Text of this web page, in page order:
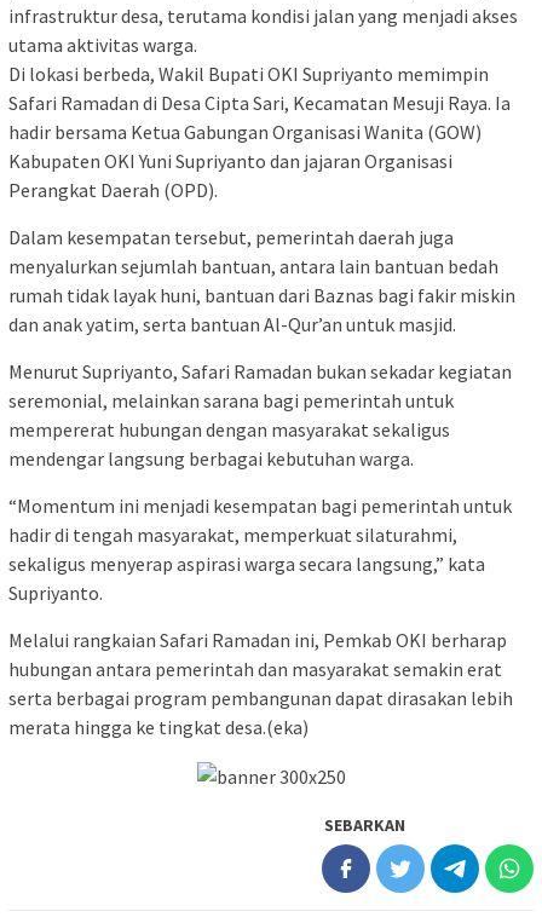
infrastruktur desa, terutama kondisi jalan yang menjadi akses
utama aktivitas warga.
Di lokasi berbeda, Wakil Bupati OKI Supriyanto memimpin
Safari Ramadan di Desa Cipta Sari, Kecamatan Mesuji Raya. Ia
hadir bersama Ketua Gabungan Organisasi Wanita (GOW)
Kabupaten OKI Yuni Supriyanto dan jajaran Organisasi
Perangkat Daerah (OPD).
Dalam kesempatan tersebut, pemerintah daerah juga
menyalurkan sejumlah bantuan, antara lain bantuan bedah
rumah tidak layak huni, bantuan dari Baznas bagi fakir miskin
dan anak yatim, serta bantuan Al-Qur’an untuk masjid.
Menurut Supriyanto, Safari Ramadan bukan sekadar kegiatan
seremonial, melainkan sarana bagi pemerintah untuk
mempererat hubungan dengan masyarakat sekaligus
mendengar langsung berbagai kebutuhan warga.
“Momentum ini menjadi kesempatan bagi pemerintah untuk
hadir di tengah masyarakat, memperkuat silaturahmi,
sekaligus menyerap aspirasi warga secara langsung,” kata
Supriyanto.
Melalui rangkaian Safari Ramadan ini, Pemkab OKI berharap
hubungan antara pemerintah dan masyarakat semakin erat
serta berbagai program pembangunan dapat dirasakan lebih
merata hingga ke tingkat desa.(eka)
SEBARKAN